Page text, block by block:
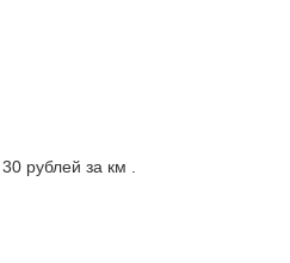
рублей за км .